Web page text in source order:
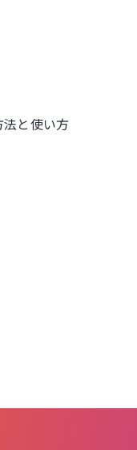
法と使い方